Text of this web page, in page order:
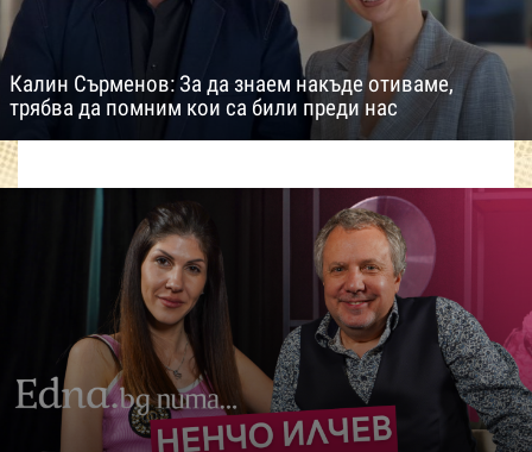
Калин Сърменов: За да знаем накъде отиваме,
трябва да помним кои са били преди нас